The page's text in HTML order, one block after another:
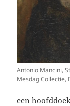
Antonio Mancini,
Mesdag Collectie,
een